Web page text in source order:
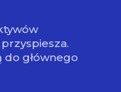
do głównego